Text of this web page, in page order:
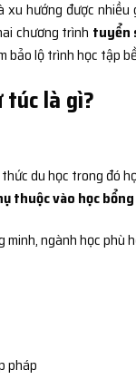
hướng được nhiều
chương trình tuyển
bảo lộ trình học tập
túc là gì?
du học trong đó
thuộc vào học
ngành học
pháp